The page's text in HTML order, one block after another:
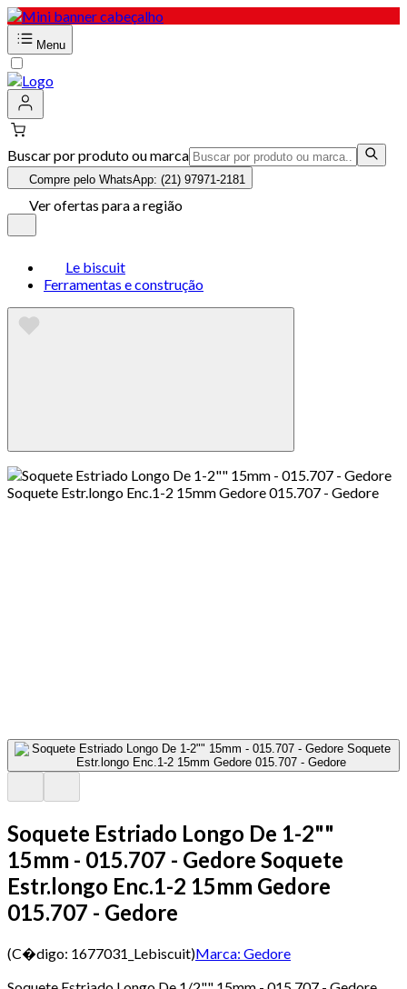
Menu
Buscar por produto ou marca
Compre pelo WhatsApp: (21) 97971-2181
Ver ofertas para a região
Le biscuit
Ferramentas e construção
Soquete Estriado Longo De 1-2""
15mm - 015.707 - Gedore Soquete
Estr.longo Enc.1-2 15mm Gedore
015.707 - Gedore
(C�digo: 1677031_Lebiscuit)Marca: Gedore